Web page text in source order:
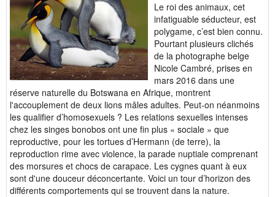
Le roi des animaux, cet
infatiguable séducteur, est
polygame, c’est bien connu.
Pourtant plusieurs clichés
de la photographe belge
Nicole Cambré, prises en
mars 2016 dans une
réserve naturelle du Botswana en Afrique, montrent
l'accouplement de deux lions mâles adultes. Peut-on néanmoins
les qualifier d’homosexuels ? Les relations sexuelles intenses
chez les singes bonobos ont une fin plus « sociale » que
reproductive, pour les tortues d’Hermann (de terre), la
reproduction rime avec violence, la parade nuptiale comprenant
des morsures et chocs de carapace. Les cygnes quant à eux
sont d'une douceur déconcertante. Voici un tour d’horizon des
différents comportements qui se trouvent dans la nature.